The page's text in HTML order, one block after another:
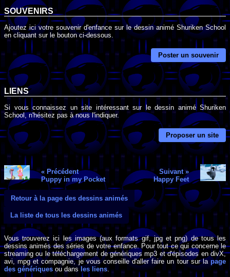
SOUVENIRS
Ajoutez ici votre souvenir d'enfance sur le dessin animé Shuriken School
en cliquant sur le bouton ci-dessous.
Poster un souvenir
LIENS
Si vous connaissez un site intéressant sur le dessin animé Shuriken
School, n'hésitez pas à nous l'indiquer.
Proposer un site
« Précédent
Puppy in my Pocket
Suivant »
Happy Feet
Retour à la page des dessins animés
La liste de tous les dessins animés
Vous trouverez ici les images (aux formats gif, jpg et png) de tous les
dessins animés des séries de votre enfance. Pour tout ce qui concerne le
streaming ou le téléchargement de génériques mp3 et d'épisodes en divX,
avi, mpg et compagnie, je vous conseille d'aller faire un tour sur lapage
des génériques ou dansles liens.